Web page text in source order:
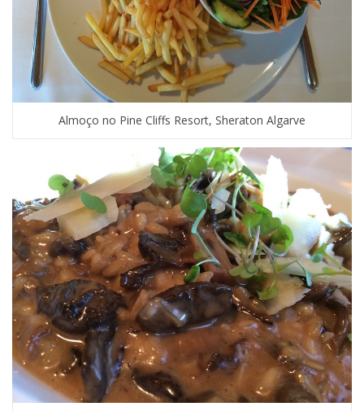
Almoço no Pine Cliffs Resort, Sheraton Algarve